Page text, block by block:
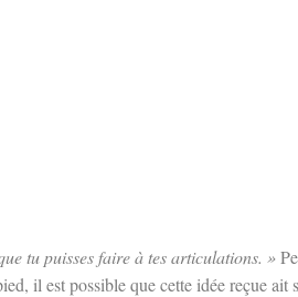
tu puisses faire à tes articulations. »
il est possible que cette idée reçue